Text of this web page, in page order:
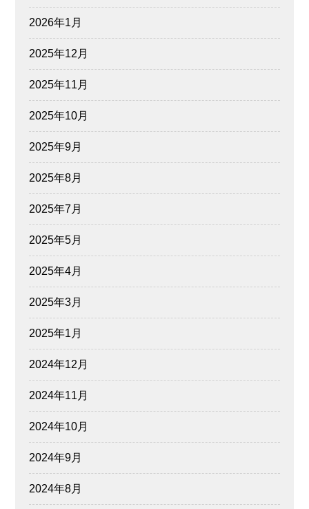
2026年1月
2025年12月
2025年11月
2025年10月
2025年9月
2025年8月
2025年7月
2025年5月
2025年4月
2025年3月
2025年1月
2024年12月
2024年11月
2024年10月
2024年9月
2024年8月